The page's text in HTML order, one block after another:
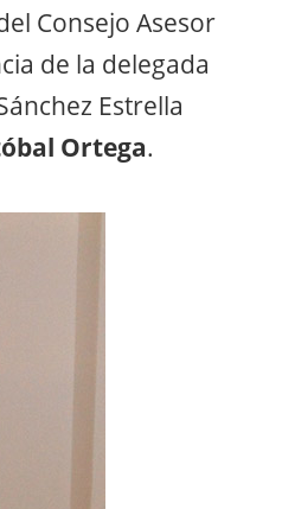
Consejo Asesor
de la delegada
Estrella
Ortega.